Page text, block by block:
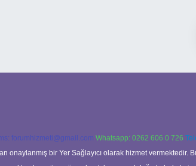
forumhizmeti@gmail.com Whatsapp: 0262 606 0 726
onaylanmış bir Yer Sağlayıcı olarak hizmet